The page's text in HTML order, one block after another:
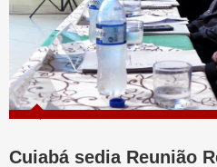
Cuiabá sedia Reunião